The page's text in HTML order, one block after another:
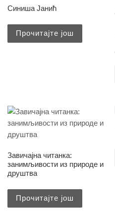
Синиша Јанић
Прочитајте још
Завичајна читанка:
занимљивости из природе и
друштва
Прочитајте још